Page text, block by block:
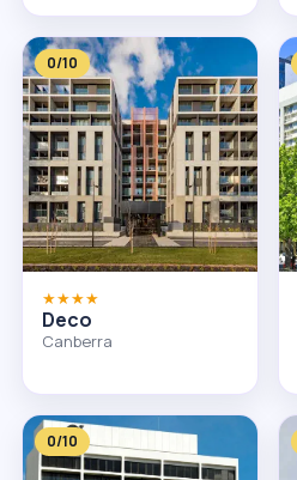
0/10
★★★★
Deco
Canberra
0/10